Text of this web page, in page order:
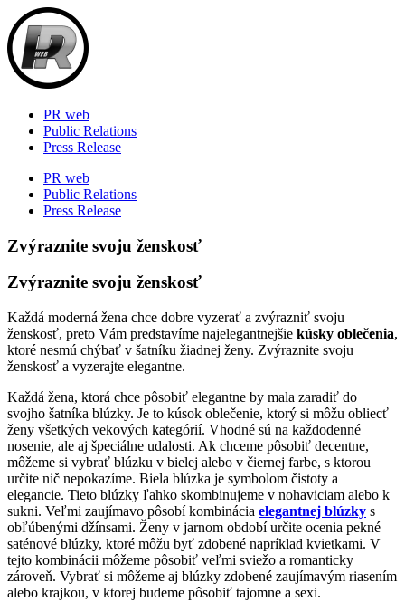
Skip
to
content
PR web
Public Relations
Press Release
PR web
Public Relations
Press Release
Zvýraznite svoju ženskosť
Zvýraznite svoju ženskosť
Každá moderná žena chce dobre vyzerať a zvýrazniť svoju
ženskosť, preto Vám predstavíme najelegantnejšie kúsky oblečenia,
ktoré nesmú chýbať v šatníku žiadnej ženy. Zvýraznite svoju
ženskosť a vyzerajte elegantne.
Každá žena, ktorá chce pôsobiť elegantne by mala zaradiť do
svojho šatníka blúzky. Je to kúsok oblečenie, ktorý si môžu obliecť
ženy všetkých vekových kategórií. Vhodné sú na každodenné
nosenie, ale aj špeciálne udalosti. Ak chceme pôsobiť decentne,
môžeme si vybrať blúzku v bielej alebo v čiernej farbe, s ktorou
určite nič nepokazíme. Biela blúzka je symbolom čistoty a
elegancie. Tieto blúzky ľahko skombinujeme v nohaviciam alebo k
sukni. Veľmi zaujímavo pôsobí kombinácia elegantnej blúzky s
obľúbenými džínsami. Ženy v jarnom období určite ocenia pekné
saténové blúzky, ktoré môžu byť zdobené napríklad kvietkami. V
tejto kombinácii môžeme pôsobiť veľmi sviežo a romanticky
zároveň. Vybrať si môžeme aj blúzky zdobené zaujímavým riasením
alebo krajkou, v ktorej budeme pôsobiť tajomne a sexi.